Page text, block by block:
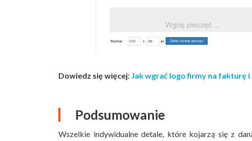
Dowiedz się więcej: Jak wgrać logo firmy na fakturę
Podsumowanie
Wszelkie indywidualne detale, które kojarzą się z